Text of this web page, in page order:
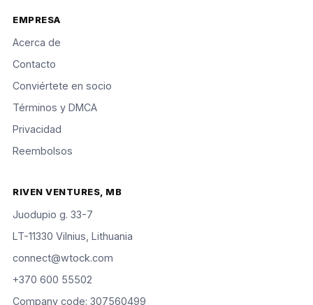
EMPRESA
Acerca de
Contacto
Conviértete en socio
Términos y DMCA
Privacidad
Reembolsos
RIVEN VENTURES, MB
Juodupio g. 33-7
LT-11330 Vilnius, Lithuania
connect@wtock.com
+370 600 55502
Company code: 307560499